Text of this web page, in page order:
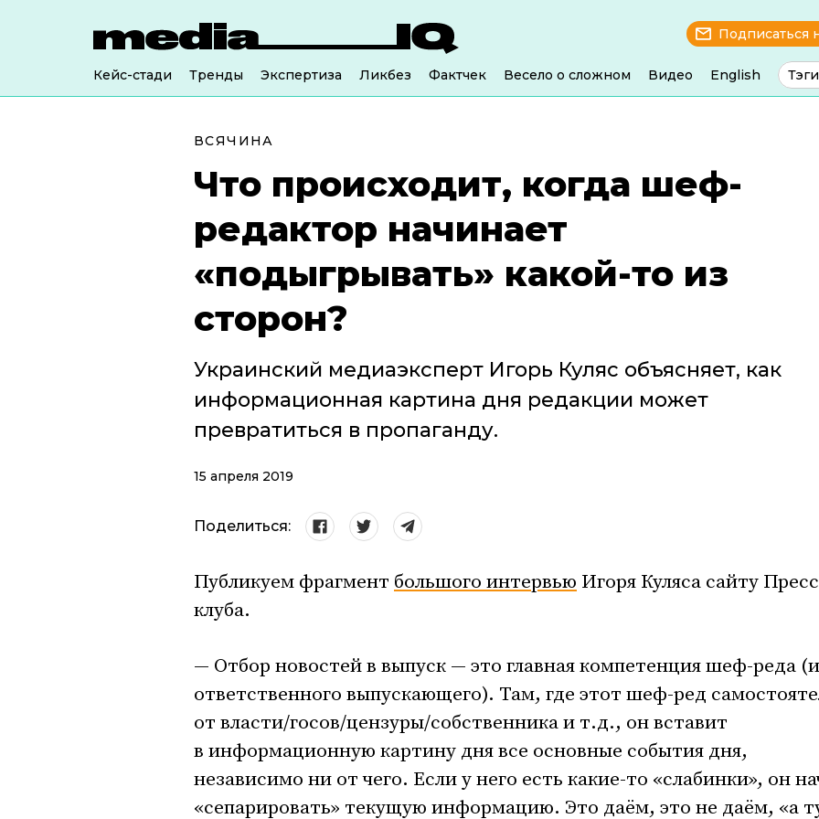
Подписаться
Кейс-стади Тренды Экспертиза Ликбез Фактчек Весело о сложном Видео English Тэги
ВСЯЧИНА
Что происходит, когда шеф-
редактор начинает
«подыгрывать» какой-то из
сторон?
Украинский медиаэксперт Игорь Куляс объясняет, как
информационная картина дня редакции может
превратиться в пропаганду.
15 апреля 2019
Поделиться:
Публикуем фрагмент большого интервью Игоря Куляса сайту
клуба.
— Отбор новостей в выпуск — это главная компетенция шеф-реда
ответственного выпускающего). Там, где этот шеф-ред
от власти/госов/цензуры/собственника и т.д., он вставит
в информационную картину дня все основные события дня,
независимо ни от чего. Если у него есть какие-то «слабинки», он
«сепарировать» текущую информацию. Это даём, это не даём, «а